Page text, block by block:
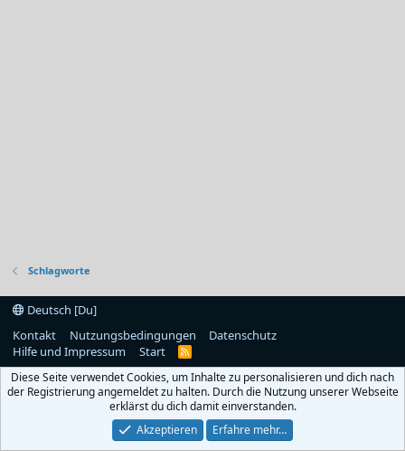
Schlagworte
Deutsch [Du]
Kontakt
Nutzungsbedingungen
Datenschutz
Hilfe und Impressum
Start
R
S
Diese Seite verwendet Cookies, um Inhalte zu personalisieren und dich nach
der Registrierung angemeldet zu halten. Durch die Nutzung unserer Webseite
erklärst du dich damit einverstanden.
Akzeptieren
Erfahre mehr…